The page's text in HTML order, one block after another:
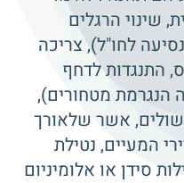
שינוי הרגלים
לחו"ל), צריכה
התנגדות לדחף
הנגרמת מטחורים),
אשר שלאורך
המעיים, נטילת
סידן או אלומיניום